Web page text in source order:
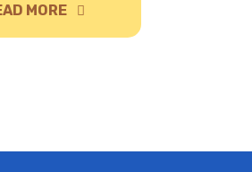
MORE